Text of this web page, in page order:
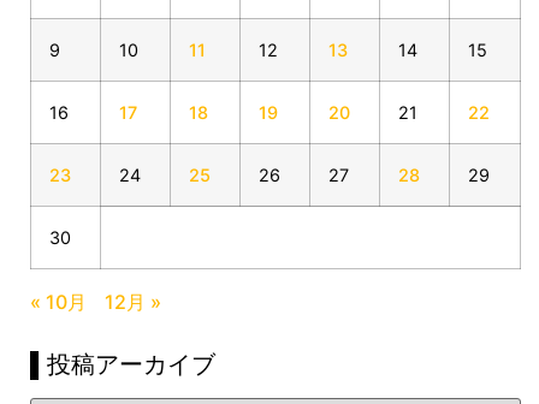
9 10 11 12 13 14 15
16 17 18 19 20 21 22
23 24 25 26 27 28 29
30
« 10月 12月 »
▌投稿アーカイブ